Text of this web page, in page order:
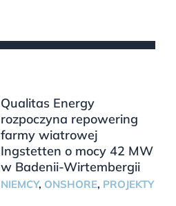
Qualitas Energy
rozpoczyna repowering
farmy wiatrowej
Ingstetten o mocy 42 MW
w Badenii-Wirtembergii
NIEMCY, ONSHORE, PROJEKTY